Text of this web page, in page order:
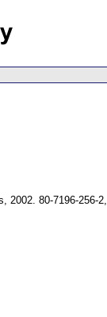
2002. 80-7196-256-2,